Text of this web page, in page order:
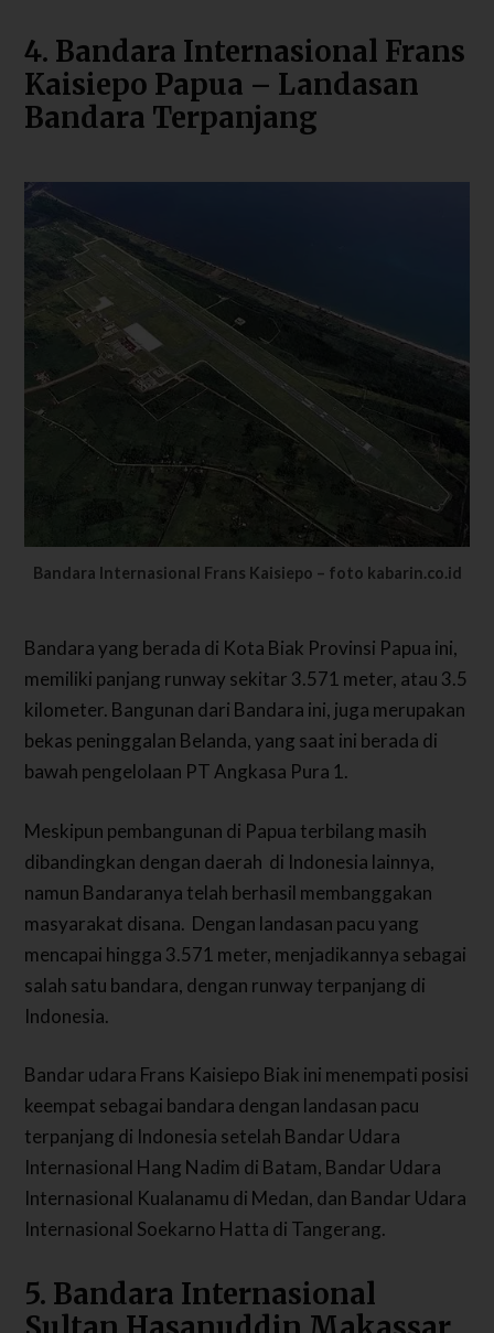
4. Bandara Internasional Frans
Kaisiepo Papua – Landasan
Bandara Terpanjang
Bandara Internasional Frans Kaisiepo – foto kabarin.co.id
Bandara yang berada di Kota Biak Provinsi Papua ini,
memiliki panjang runway sekitar 3.571 meter, atau 3.5
kilometer. Bangunan dari Bandara ini, juga merupakan
bekas peninggalan Belanda, yang saat ini berada di
bawah pengelolaan PT Angkasa Pura 1.
Meskipun pembangunan di Papua terbilang masih
dibandingkan dengan daerah di Indonesia lainnya,
namun Bandaranya telah berhasil membanggakan
masyarakat disana. Dengan landasan pacu yang
mencapai hingga 3.571 meter, menjadikannya sebagai
salah satu bandara, dengan runway terpanjang di
Indonesia.
Bandar udara Frans Kaisiepo Biak ini menempati posisi
keempat sebagai bandara dengan landasan pacu
terpanjang di Indonesia setelah Bandar Udara
Internasional Hang Nadim di Batam, Bandar Udara
Internasional Kualanamu di Medan, dan Bandar Udara
Internasional Soekarno Hatta di Tangerang.
5. Bandara Internasional